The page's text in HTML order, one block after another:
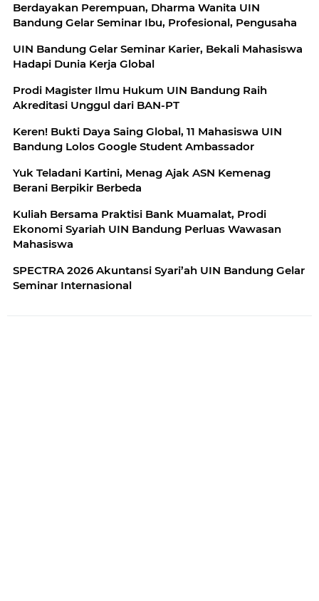
Berdayakan Perempuan, Dharma Wanita UIN
Bandung Gelar Seminar Ibu, Profesional, Pengusaha
UIN Bandung Gelar Seminar Karier, Bekali Mahasiswa
Hadapi Dunia Kerja Global
Prodi Magister Ilmu Hukum UIN Bandung Raih
Akreditasi Unggul dari BAN-PT
Keren! Bukti Daya Saing Global, 11 Mahasiswa UIN
Bandung Lolos Google Student Ambassador
Yuk Teladani Kartini, Menag Ajak ASN Kemenag
Berani Berpikir Berbeda
Kuliah Bersama Praktisi Bank Muamalat, Prodi
Ekonomi Syariah UIN Bandung Perluas Wawasan
Mahasiswa
SPECTRA 2026 Akuntansi Syari’ah UIN Bandung Gelar
Seminar Internasional